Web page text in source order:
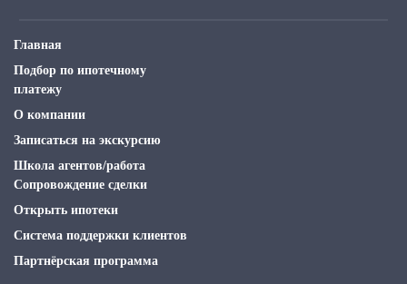
Главная
Подбор по ипотечному
платежу
О компании
Записаться на экскурсию
Школа агентов/работа
Сопровождение сделки
Открыть ипотеки
Система поддержки клиентов
Партнёрская программа